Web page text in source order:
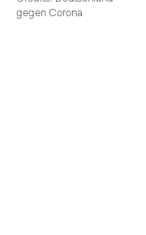
gegen Corona